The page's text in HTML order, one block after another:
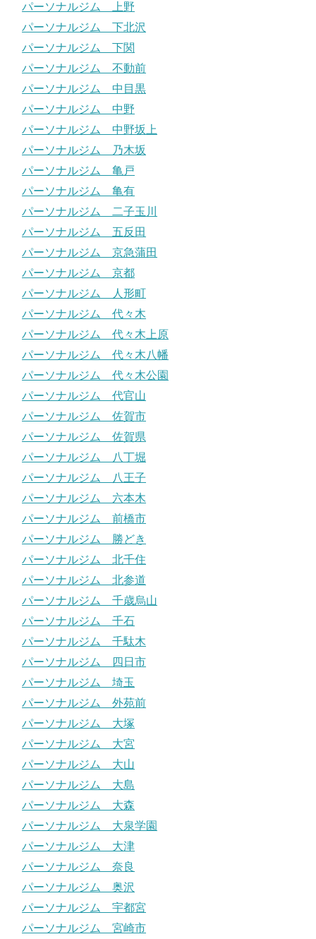
パーソナルジム 上野
パーソナルジム 下北沢
パーソナルジム 下関
パーソナルジム 不動前
パーソナルジム 中目黒
パーソナルジム 中野
パーソナルジム 中野坂上
パーソナルジム 乃木坂
パーソナルジム 亀戸
パーソナルジム 亀有
パーソナルジム 二子玉川
パーソナルジム 五反田
パーソナルジム 京急蒲田
パーソナルジム 京都
パーソナルジム 人形町
パーソナルジム 代々木
パーソナルジム 代々木上原
パーソナルジム 代々木八幡
パーソナルジム 代々木公園
パーソナルジム 代官山
パーソナルジム 佐賀市
パーソナルジム 佐賀県
パーソナルジム 八丁堀
パーソナルジム 八王子
パーソナルジム 六本木
パーソナルジム 前橋市
パーソナルジム 勝どき
パーソナルジム 北千住
パーソナルジム 北参道
パーソナルジム 千歳烏山
パーソナルジム 千石
パーソナルジム 千駄木
パーソナルジム 四日市
パーソナルジム 埼玉
パーソナルジム 外苑前
パーソナルジム 大塚
パーソナルジム 大宮
パーソナルジム 大山
パーソナルジム 大島
パーソナルジム 大森
パーソナルジム 大泉学園
パーソナルジム 大津
パーソナルジム 奈良
パーソナルジム 奥沢
パーソナルジム 宇都宮
パーソナルジム 宮崎市